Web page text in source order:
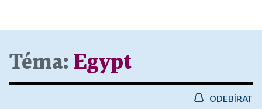
Téma: Egypt
ODEBÍRAT